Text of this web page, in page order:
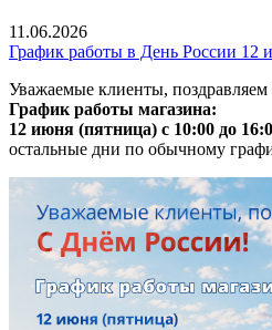
11.06.2026
График работы в День России 12
Уважаемые клиенты,
График работы магазина:
12 июня (пятница) с 10:00 до
остальные дни по обычному